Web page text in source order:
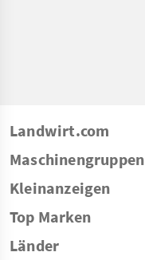
Landwirt.com
Maschinengruppen
Kleinanzeigen
Top Marken
Länder